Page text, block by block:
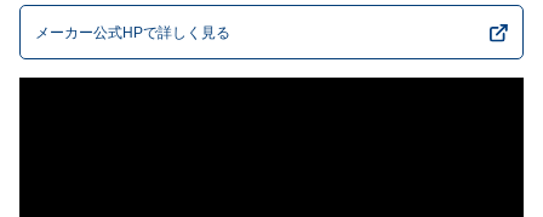
メーカー公式HPで詳しく見る